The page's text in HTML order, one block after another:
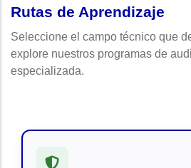
Rutas de Aprendizaje
Seleccione el campo técnico que
explore nuestros programas de
especializada.